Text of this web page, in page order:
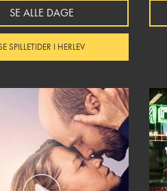
SE ALLE DAGE
SPILLETIDER I HERLEV